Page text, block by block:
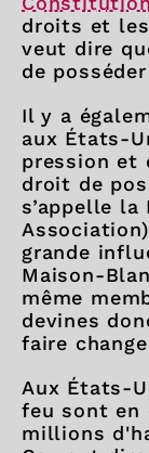
droits et
veut dire
de
Il y a
aux États-
pression et
droit de
s’appelle la
grande
Maison-
même
devines
faire
Aux États-
feu sont en
millions